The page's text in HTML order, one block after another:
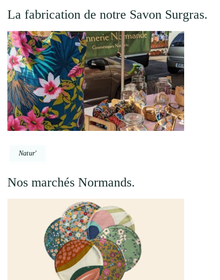
La fabrication de notre Savon Surgras.
Natur'
Nos marchés Normands.